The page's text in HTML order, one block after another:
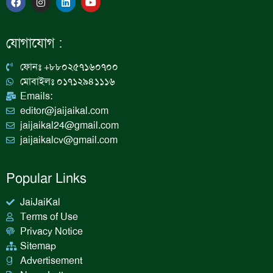
a
c
b
o
n
s
a
g
a
m
i
n
n
o
u
যোগাযোগ :
ফোনঃ +৮৮০২৫৭১৬০৭০০
মোবাইলঃ ০১৭১২৯৪১১১৬
Emails:
editor@jaijaikal.com
jaijaikal24@gmail.com
jaijaikalcv@gmail.com
Popular Links
JaiJaiKal
Terms of Use
Privacy Notice
Sitemap
Advertisement